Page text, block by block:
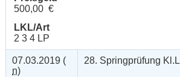
500,00 €
LKL/Art
2 3 4 LP
07.03.2019 (
n)
28. Springprüfung Kl.L